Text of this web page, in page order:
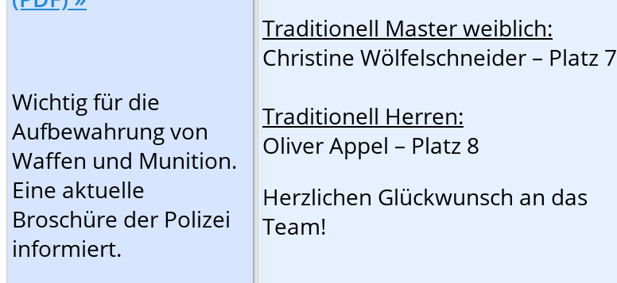
Wichtig für die
Aufbewahrung von
Waffen und Munition.
Eine aktuelle
Broschüre der Polizei
informiert.
Traditionell Master weiblich:
Christine Wölfelschneider – Platz 7
Traditionell Herren:
Oliver Appel – Platz 8
Herzlichen Glückwunsch an das
Team!